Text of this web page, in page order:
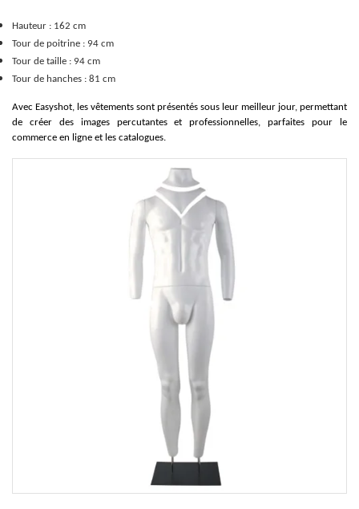
Hauteur : 162 cm
Tour de poitrine : 94 cm
Tour de taille : 94 cm
Tour de hanches : 81 cm
Avec Easyshot, les vêtements sont présentés sous leur meilleur jour, permettant
de créer des images percutantes et professionnelles, parfaites pour le
commerce en ligne et les catalogues.